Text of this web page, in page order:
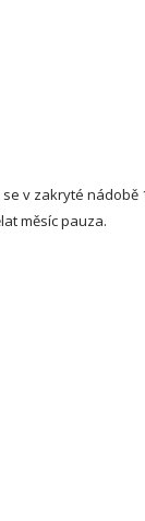
v zakryté
měsíc pauza.